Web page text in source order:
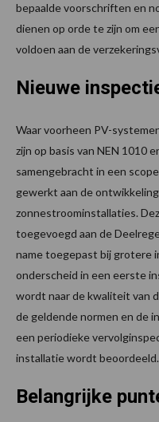
bepaalde voorschriften en
dienen op orde te zijn om
voldoen aan de
Nieuwe
Waar voorheen PV-
zijn op basis van NEN 1010
samengebracht in een
gewerkt aan de
zonnestroominsta­­llaties.
toegevoegd aan de
name toegepast bij grotere
onderscheid in een eerste
wordt naar de kwaliteit van
de geldende normen en de
een periodieke
installatie wordt beoordeeld.
Belangrijke